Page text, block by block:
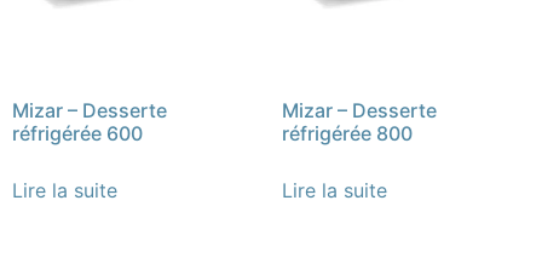
Mizar – Desserte
réfrigérée 600
Lire la suite
Mizar – Desserte
réfrigérée 800
Lire la suite